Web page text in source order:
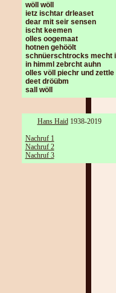
wöll wöll
ietz ischtar drleaset
dear mit seir sensen
ischt keemen
olles oogemaat
hotnen gehöölt
schnüerschtrocks mecht
in himml zebrcht auhn
olles völl piechr und zettle
deet dröübm
sall wöll
Hans Haid1938-2019
Nachruf 1
Nachruf 2
Nachruf 3